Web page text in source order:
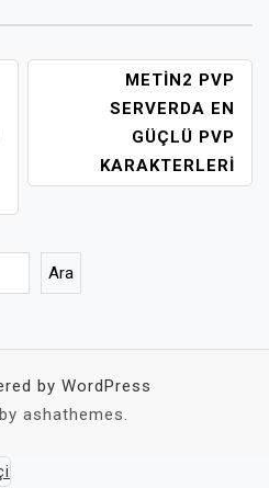
METIN2 PVP
SERVERDA EN
GÜÇLÜ PVP
KARAKTERLERI
Ara
by WordPress
by ashathemes.